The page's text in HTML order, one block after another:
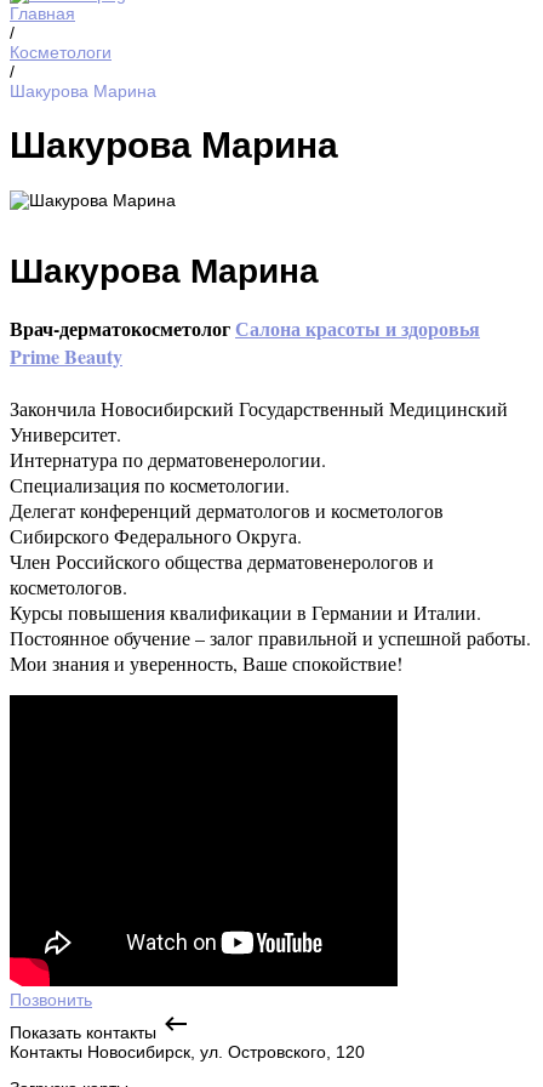
Главная
/
Косметологи
/
Шакурова Марина
Шакурова Марина
Шакурова Марина
Врач-дерматокосметологСалона красоты и здоровья
Prime Beauty
Закончила Новосибирский Государственный Медицинский
Университет.
Интернатура по дерматовенерологии.
Специализация по косметологии.
Делегат конференций дерматологов и косметологов
Сибирского Федерального Округа.
Член Российского общества дерматовенерологов и
косметологов.
Курсы повышения квалификации в Германии и Италии.
Постоянное обучение – залог правильной и успешной работы.
Мои знания и уверенность, Ваше спокойствие!
Позвонить
Показать контакты
Контакты Новосибирск, ул. Островского, 120